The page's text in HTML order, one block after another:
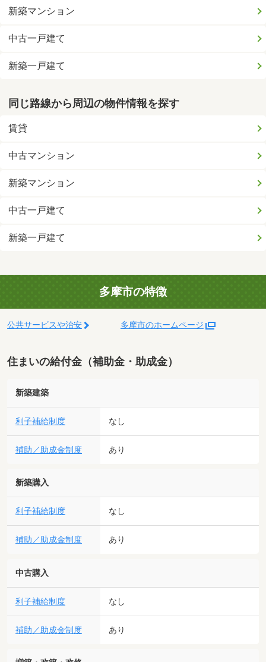
新築マンション
中古一戸建て
新築一戸建て
同じ路線から周辺の物件情報を探す
賃貸
中古マンション
新築マンション
中古一戸建て
新築一戸建て
多摩市の特徴
公共サービスや治安 多摩市のホームページ
住まいの給付金（補助金・助成金）
新築建築
利子補給制度 なし
補助／助成金制度 あり
新築購入
利子補給制度 なし
補助／助成金制度 あり
中古購入
利子補給制度 なし
補助／助成金制度 あり